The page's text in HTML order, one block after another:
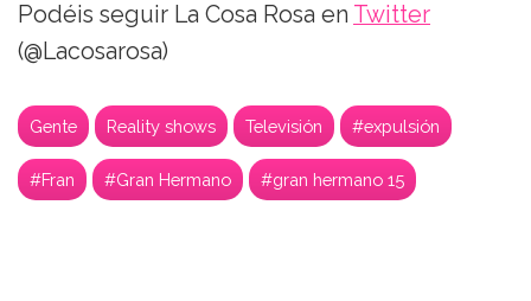
Podéis seguir La Cosa Rosa en Twitter
(@Lacosarosa)
Gente Reality shows Televisión #expulsión
#Fran #Gran Hermano #gran hermano 15